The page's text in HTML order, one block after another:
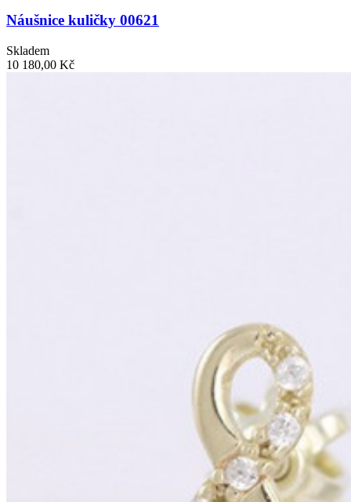
Náušnice kuličky 00621
Skladem
10 180,00 Kč